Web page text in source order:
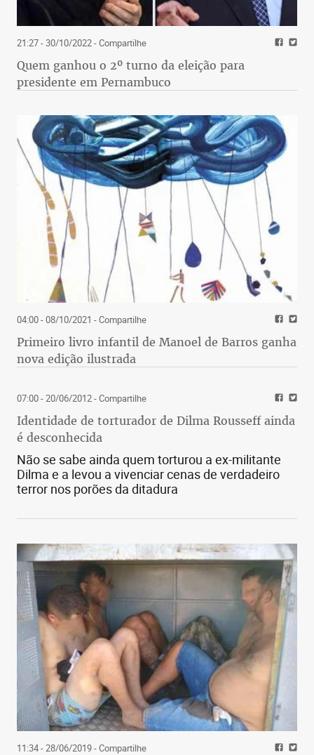
21:27 - 30/10/2022- Compartilhe
Quem ganhou o 2º turno da eleição para
presidente em Pernambuco
04:00 - 08/10/2021 - Compartilhe
Primeiro livro infantil de Manoel de Barros ganha
nova edição ilustrada
07:00 - 20/06/2012- Compartilhe
Identidade de torturador de Dilma Rousseff ainda
é desconhecida
Não se sabe ainda quem torturou a ex-militante
Dilma e a levou a vivenciar cenas de verdadeiro
terror nos porões da ditadura
11:34 - 28/06/2019- Compartilhe